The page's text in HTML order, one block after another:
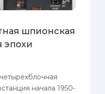
шпионская
эпохи
начала 1950-